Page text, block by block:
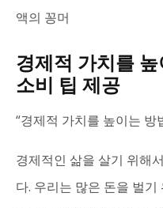
액의 꽁머
경제적 가치를
소비 팁 제공
“경제적 가치를 높이는 방
경제적인 삶을 살기 위해
다. 우리는 많은 돈을 벌